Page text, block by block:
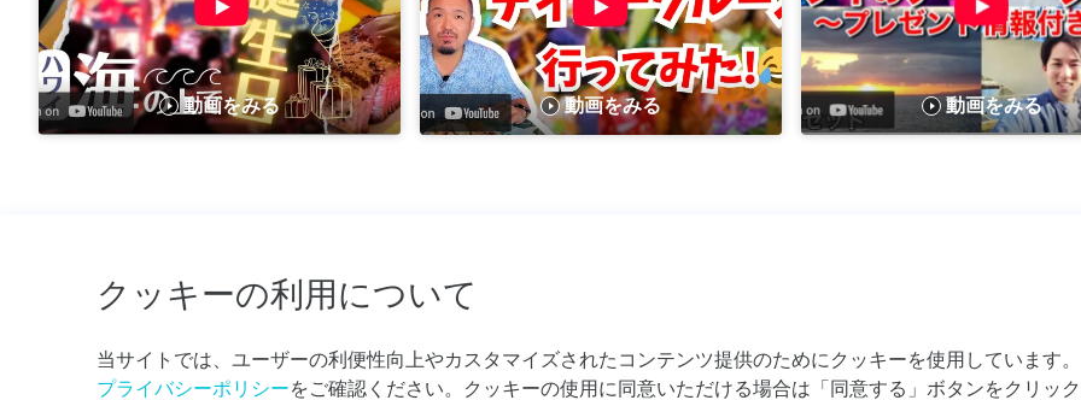
動画をみる 動画をみる 動画をみる
日本語ホットライン808-983-7879 アメリカ国内無料通話（1-800-
334-6191）
Aloha Tower Marketplace, Pier 8 （1 Aloha Tower
HI 96813)
クッキーの利用について
当サイトでは、ユーザーの利便性向上やカスタマイズされたコンテンツ提供のためにクッキーを使用しています
プライバシーポリシーをご確認ください。クッキーの使用に同意いただける場合は「同意する」ボタンをクリッ